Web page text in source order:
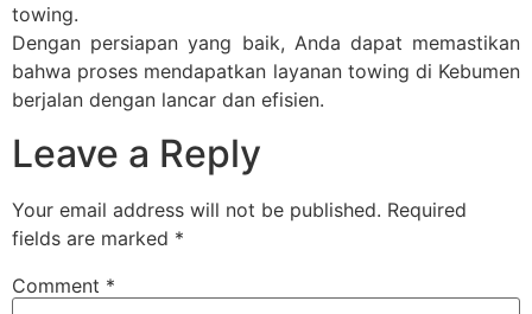
towing.
Dengan persiapan yang baik, Anda dapat memastikan
bahwa proses mendapatkan layanan towing di Kebumen
berjalan dengan lancar dan efisien.
Leave a Reply
Your email address will not be published. Required
fields are marked *
Comment *